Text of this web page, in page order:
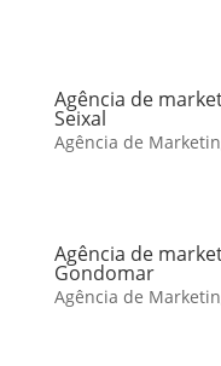
Agência de
Seixal
Agência de
Agência de
Gondomar
Agência de